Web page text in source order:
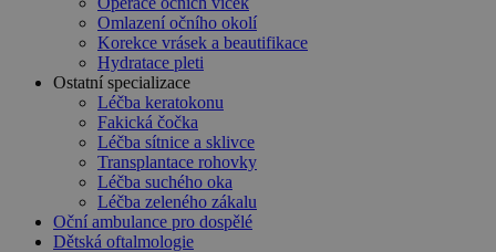
Omlazení očního okolí
Korekce vrásek a beautifikace
Hydratace pleti
Ostatní specializace
Léčba keratokonu
Fakická čočka
Léčba sítnice a sklivce
Transplantace rohovky
Léčba suchého oka
Léčba zeleného zákalu
Oční ambulance pro dospělé
Dětská oftalmologie